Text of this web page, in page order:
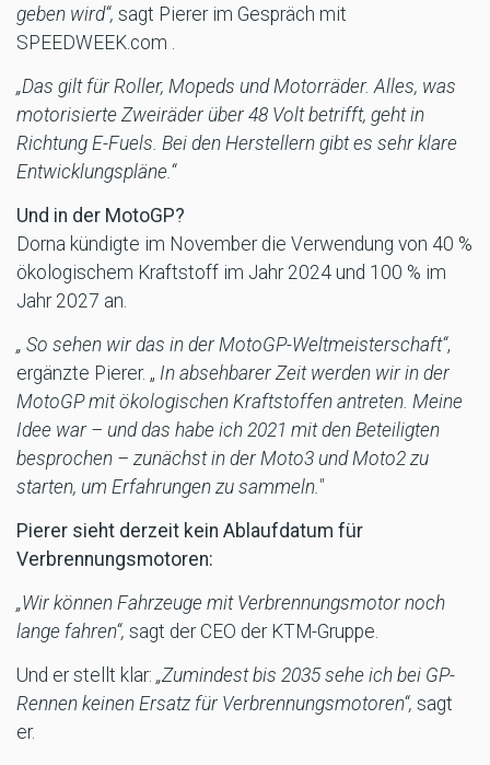
geben wird“, sagt Pierer im Gespräch mit
SPEEDWEEK.com .
„Das gilt für Roller, Mopeds und Motorräder. Alles, was
motorisierte Zweiräder über 48 Volt betrifft, geht in
Richtung E-Fuels. Bei den Herstellern gibt es sehr klare
Entwicklungspläne.“
Und in der MotoGP?
Dorna kündigte im November die Verwendung von 40 %
ökologischem Kraftstoff im Jahr 2024 und 100 % im
Jahr 2027 an.
„ So sehen wir das in der MotoGP-Weltmeisterschaft“,
ergänzte Pierer. „ In absehbarer Zeit werden wir in der
MotoGP mit ökologischen Kraftstoffen antreten. Meine
Idee war – und das habe ich 2021 mit den Beteiligten
besprochen – zunächst in der Moto3 und Moto2 zu
starten, um Erfahrungen zu sammeln."
Pierer sieht derzeit kein Ablaufdatum für
Verbrennungsmotoren:
„Wir können Fahrzeuge mit Verbrennungsmotor noch
lange fahren“, sagt der CEO der KTM-Gruppe.
Und er stellt klar: „Zumindest bis 2035 sehe ich bei GP-
Rennen keinen Ersatz für Verbrennungsmotoren“, sagt
er.